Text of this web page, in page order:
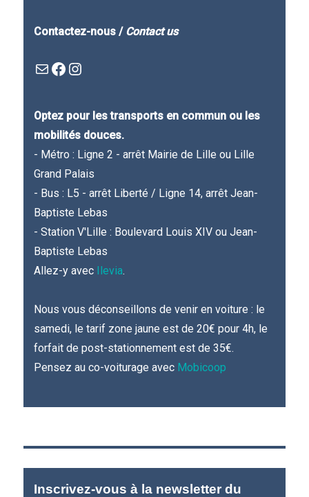
Contactez-nous / Contact us
Mail
Facebook : Festivla des livres d'en hautInstagram
Optez pour les transports en commun ou les
mobilités douces.
- Métro : Ligne 2 - arrêt Mairie de Lille ou Lille
Grand Palais
- Bus : L5 - arrêt Liberté / Ligne 14, arrêt Jean-
Baptiste Lebas
- Station V'Lille : Boulevard Louis XIV ou Jean-
Baptiste Lebas
Allez-y avec Ilevia.
Nous vous déconseillons de venir en voiture : le
samedi, le tarif zone jaune est de 20€ pour 4h, le
forfait de post-stationnement est de 35€.
Pensez au co-voiturage avec Mobicoop
Inscrivez-vous à la newsletter du